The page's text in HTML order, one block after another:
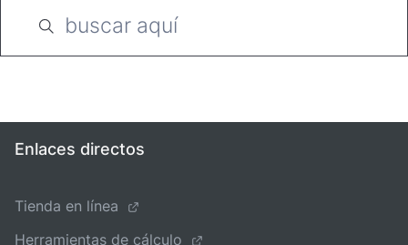
Enlaces directos
Tienda en línea
Herramientas de cálculo